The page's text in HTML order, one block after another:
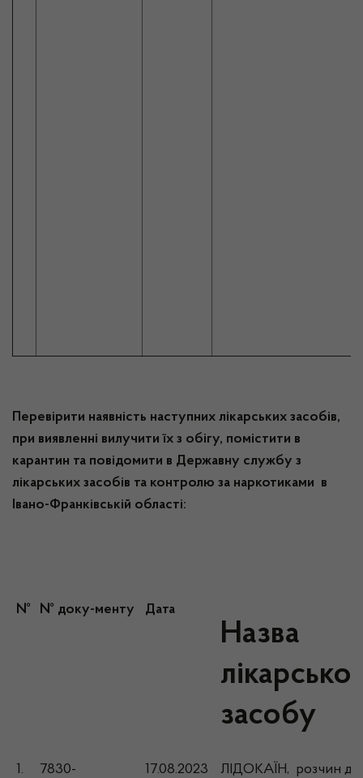
Перевірити наявність наступних лікарських засобів,
при виявленні вилучити їх з обігу, помістити в
карантин та повідомити в Державну службу з
лікарських засобів та контролю за наркотиками в
Івано-Франківській області:
№ № доку-менту Дата
Назва
засобу
1.
7830-
17.08.2023
ЛІДОКАЇН, розчин